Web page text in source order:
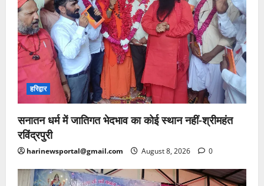
हरिद्वार
सनातन धर्म में जातिगत भेदभाव का कोई स्थान नहीं-श्रीमहंत
रविंद्रपुरी
harinewsportal@gmail.com August 8, 2026 0